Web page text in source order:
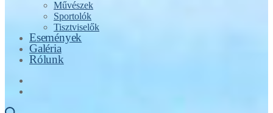
Művészek
Sportolók
Tisztviselők
Események
Galéria
Rólunk